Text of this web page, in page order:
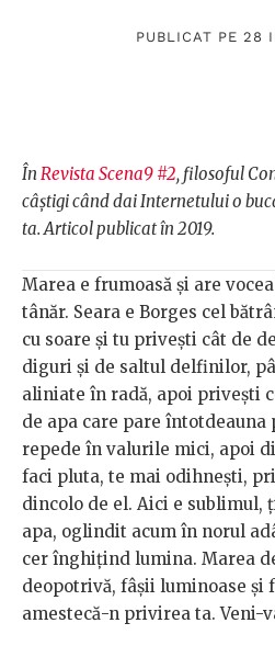
PUBLICAT PE 28
În Revista Scena9 #2, filosoful
câștigi când dai Internetului o
ta. Articol publicat în 2019.
Marea e frumoasă și are
tânăr. Seara e Borges cel
cu soare și tu privești cât de
diguri și de saltul delfinilor,
aliniate în radă, apoi privești
de apa care pare întotdeauna
repede în valurile mici, apoi
faci pluta, te mai odihnești,
dincolo de el. Aici e sublimul,
apa, oglindit acum în norul
cer înghițind lumina. Marea
deopotrivă, fâșii luminoase și
amestecă-n privirea ta. Veni-